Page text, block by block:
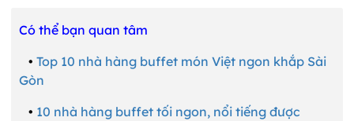
Có thể bạn quan tâm
• Top 10 nhà hàng buffet món Việt ngon khắp Sài
Gòn
• 10 nhà hàng buffet tối ngon, nổi tiếng được